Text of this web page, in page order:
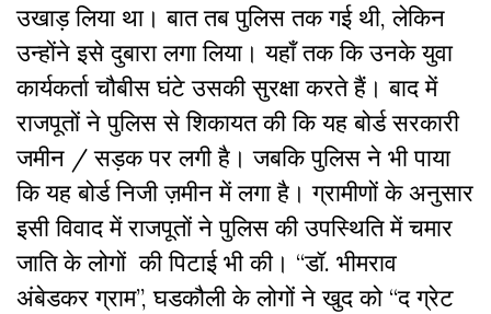
उखाड़ लिया था। बात तब पुलिस तक गई थी, लेकिन
उन्होंने इसे दुबारा लगा लिया। यहाँ तक कि उनके युवा
कार्यकर्ता चौबीस घंटे उसकी सुरक्षा करते हैं। बाद में
राजपूतों ने पुलिस से शिकायत की कि यह बोर्ड सरकारी
जमीन / सड़क पर लगी है। जबकि पुलिस ने भी पाया
कि यह बोर्ड निजी ज़मीन में लगा है। ग्रामीणों के अनुसार
इसी विवाद में राजपूतों ने पुलिस की उपस्थिति में चमार
जाति के लोगों की पिटाई भी की। “डॉ. भीमराव
अंबेडकर ग्राम”, घडकौली के लोगों ने खुद को “द ग्रेट